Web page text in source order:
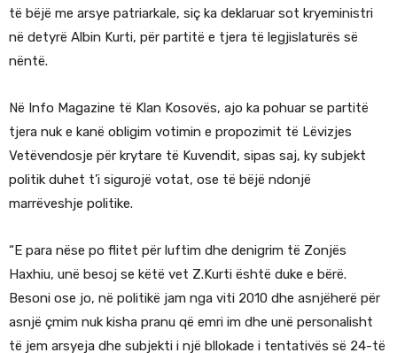
të bëjë me arsye patriarkale, siç ka deklaruar sot kryeministri
në detyrë Albin Kurti, për partitë e tjera të legjislaturës së
nëntë.
Në Info Magazine të Klan Kosovës, ajo ka pohuar se partitë
tjera nuk e kanë obligim votimin e propozimit të Lëvizjes
Vetëvendosje për krytare të Kuvendit, sipas saj, ky subjekt
politik duhet t’i sigurojë votat, ose të bëjë ndonjë
marrëveshje politike.
“E para nëse po flitet për luftim dhe denigrim të Zonjës
Haxhiu, unë besoj se këtë vet Z.Kurti është duke e bërë.
Besoni ose jo, në politikë jam nga viti 2010 dhe asnjëherë për
asnjë çmim nuk kisha pranu që emri im dhe unë personalisht
të jem arsyeja dhe subjekti i një bllokade i tentativës së 24-të